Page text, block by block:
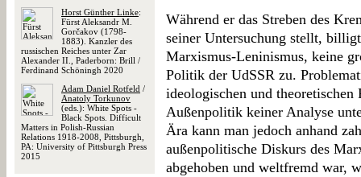
Horst Günther Linke:
Fürst Aleksandr M.
Gorčakov (1798-
1883). Kanzler des
russischen Reiches unter Zar
Alexander II., Paderborn: Brill /
Ferdinand Schöningh 2020
Adam Daniel Rotfeld /
Anatoly Torkunov
(eds.): White Spots -
Black Spots. Difficult
Matters in Polish-Russian
Relations 1918-2008, Pittsburgh,
PA: University of Pittsburgh Press
2015
Während er das Streben des
seiner Untersuchung stellt,
Marxismus-Leninismus, keine
Politik der UdSSR zu.
ideologischen und theoretischen
Außenpolitik keiner Analyse
Ära kann man jedoch anhand
außenpolitische Diskurs des
abgehoben und weltfremd war,